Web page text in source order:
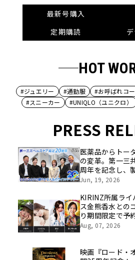
最新号購入
定期購読
HOT
#ジュエリー #通勤服 #お呼ばれコ
#スニーカー
#UNIQLO（ユニクロ）
PRESS
医薬品からトー
の変革。第一三
周年を記念し、
挑戦の舞台や旧
像を公開！
Jun, 19, 2026
KIRINZ所属ラ
ス金熊香水との
り期間限定で予
Aug, 07, 2026
映画『ロード・